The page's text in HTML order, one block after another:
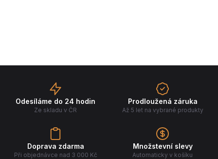
Odesíláme do 24 hodin
Ze skladu v ČR
Prodloužená záruka
Až 5 let na vybrané produkty
Doprava zdarma
Při objednávce nad 3 000 Kč
Množstevní slevy
Automaticky v košíku